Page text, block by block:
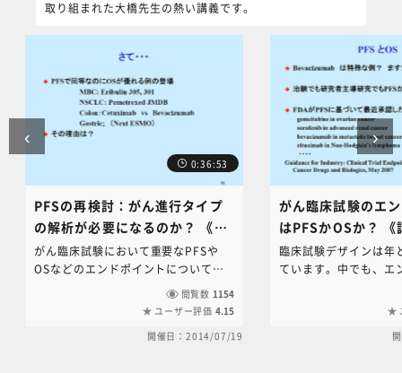
取り組まれた大橋先生の熱い講義です。
0:36:53
PFSの再検討：がん進行タイプ
の解析が必要になるのか？ 《講
師：大橋靖雄》
がん臨床試験において重要なPFSや
OSなどのエンドポイントについて、
これまでの試験結果からの解釈だけで
なく、問題点やOSとPFSの乖離の理
きました。試験の結果を正確に理解す
閲覧数 1154
ユーザー評価 4.15
開催日：2014/07/19
がん臨床試験のエ
はPFSかOSか？ 《
雄》
臨床試験デザインは年
ています。中でも、エ
題です。がんの臨床
エンドポイントにす
‹ ›